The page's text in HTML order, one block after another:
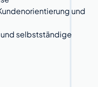
und
selbstständige